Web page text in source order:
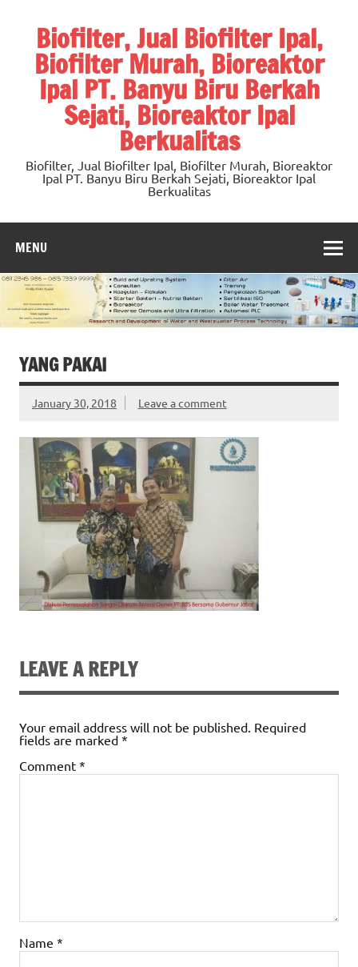
contentBiofilter, Jual Biofilter Ipal,
Biofilter Murah, Bioreaktor
Ipal PT. Banyu Biru Berkah
Sejati, Bioreaktor Ipal
Berkualitas
Biofilter, Jual Biofilter Ipal, Biofilter Murah, Bioreaktor
Ipal PT. Banyu Biru Berkah Sejati, Bioreaktor Ipal
Berkualitas
MENU
YANG PAKAI
January 30, 2018 Leave a comment
LEAVE A REPLY
Your email address will not be published. Required
fields are marked *
Comment *
Name *